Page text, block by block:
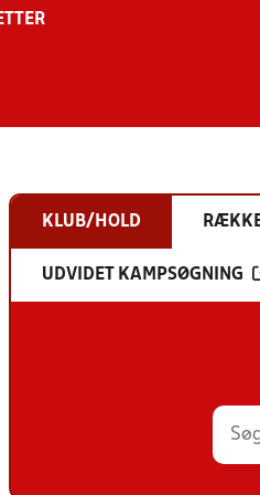
KLUB/HOLD
UDVIDET KAMPSØGNING